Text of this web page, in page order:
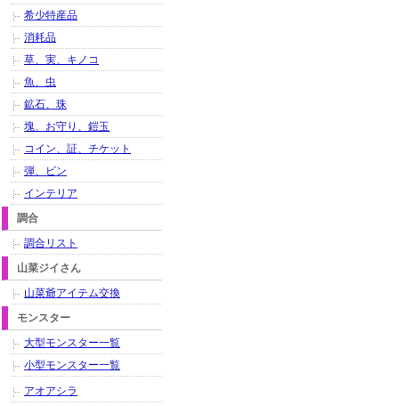
希少特産品
消耗品
草、実、キノコ
魚、虫
鉱石、珠
塊、お守り、鎧玉
コイン、証、チケット
弾、ビン
インテリア
調合
調合リスト
山菜ジイさん
山菜爺アイテム交換
モンスター
大型モンスター一覧
小型モンスター一覧
アオアシラ